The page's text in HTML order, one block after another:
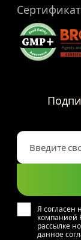
Я согласен
компанией
рассылке
данное